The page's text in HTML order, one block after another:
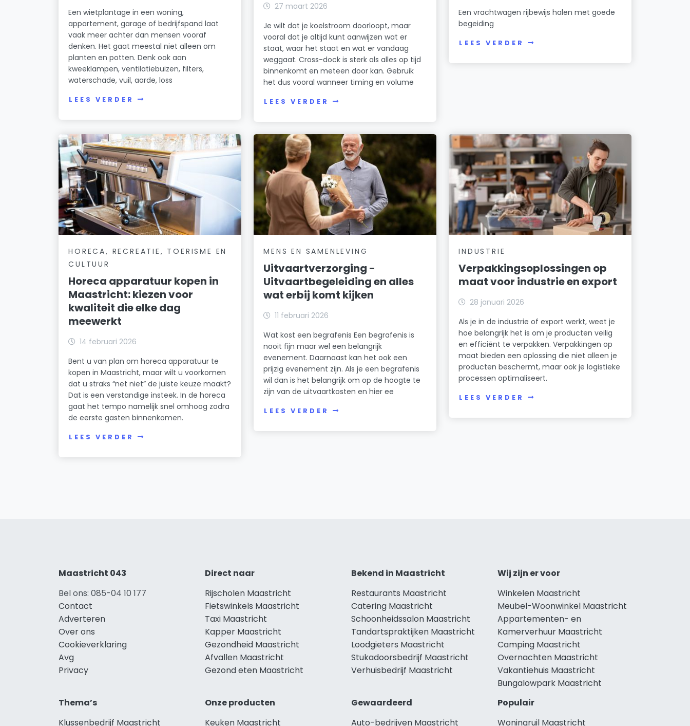
Een wietplantage in een woning,
appartement, garage of bedrijfspand laat
vaak meer achter dan mensen vooraf
denken. Het gaat meestal niet alleen om
planten en potten. Denk ook aan
kweeklampen, ventilatiebuizen, filters,
waterschade, vuil, aarde, loss
LEES VERDER
27 maart 2026
Je wilt dat je koelstroom doorloopt, maar
vooral dat je altijd kunt aanwijzen wat er
staat, waar het staat en wat er vandaag
weggaat. Cross-dock is sterk als alles op tijd
binnenkomt en meteen door kan. Gebruik
het dus vooral wanneer timing en volume
LEES VERDER
Een vrachtwagen rijbewijs halen met goede
begeiding
LEES VERDER
HORECA, RECREATIE, TOERISME EN
CULTUUR
Horeca apparatuur kopen in
Maastricht: kiezen voor
kwaliteit die elke dag
meewerkt
14 februari 2026
Bent u van plan om horeca apparatuur te
kopen in Maastricht, maar wilt u voorkomen
dat u straks “net niet” de juiste keuze maakt?
Dat is een verstandige insteek. In de horeca
gaat het tempo namelijk snel omhoog zodra
de eerste gasten binnenkomen.
LEES VERDER
MENS EN SAMENLEVING
Uitvaartverzorging -
Uitvaartbegeleiding en alles
wat erbij komt kijken
11 februari 2026
Wat kost een begrafenis Een begrafenis is
nooit fijn maar wel een belangrijk
evenement. Daarnaast kan het ook een
prijzig evenement zijn. Als je een begrafenis
wil dan is het belangrijk om op de hoogte te
zijn van de uitvaartkosten en hier ee
LEES VERDER
INDUSTRIE
Verpakkingsoplossingen op
maat voor industrie en export
28 januari 2026
Als je in de industrie of export werkt, weet je
hoe belangrijk het is om je producten veilig
en efficiënt te verpakken. Verpakkingen op
maat bieden een oplossing die niet alleen je
producten beschermt, maar ook je logistieke
processen optimaliseert.
LEES VERDER
Maastricht 043
Bel ons: 085-04 10 177
Contact
Adverteren
Over ons
Cookieverklaring
Avg
Privacy
Direct naar
Rijscholen Maastricht
Fietswinkels Maastricht
Taxi Maastricht
Kapper Maastricht
Gezondheid Maastricht
Afvallen Maastricht
Gezond eten Maastricht
Bekend in Maastricht
Restaurants Maastricht
Catering Maastricht
Schoonheidssalon Maastricht
Tandartspraktijken Maastricht
Loodgieters Maastricht
Stukadoorsbedrijf Maastricht
Verhuisbedrijf Maastricht
Wij zijn er voor
Winkelen Maastricht
Meubel-Woonwinkel Maastricht
Appartementen- en
Kamerverhuur Maastricht
Camping Maastricht
Overnachten Maastricht
Vakantiehuis Maastricht
Bungalowpark Maastricht
Thema’s
Klussenbedrijf Maastricht
Onze producten
Keuken Maastricht
Gewaardeerd
Auto-bedrijven Maastricht
Populair
Woningruil Maastricht